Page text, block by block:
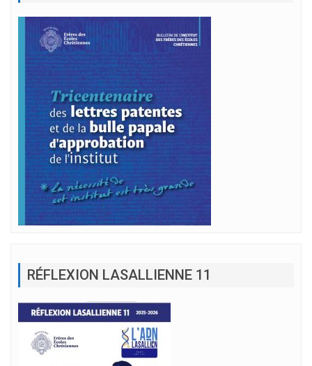
RÉFLEXION LASALLIENNE 11